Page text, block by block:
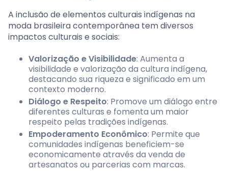
A inclusão de elementos culturais indígenas na
moda brasileira contemporânea tem diversos
impactos culturais e sociais:
Valorização e Visibilidade: Aumenta a
visibilidade e valorização da cultura indígena,
destacando sua riqueza e significado em um
contexto moderno.
Diálogo e Respeito: Promove um diálogo entre
diferentes culturas e fomenta um maior
respeito pelas tradições indígenas.
Empoderamento Econômico: Permite que
comunidades indígenas beneficiem-se
economicamente através da venda de
artesanatos ou parcerias com marcas.